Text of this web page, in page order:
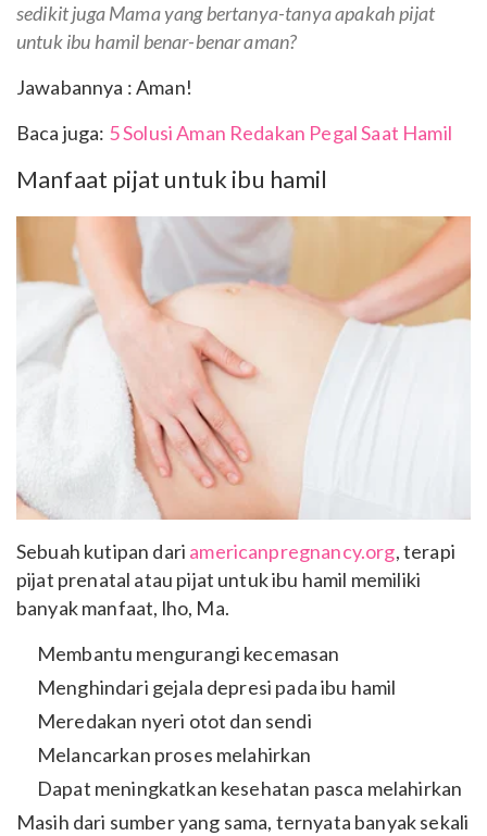
sedikit juga Mamayang bertanya-tanya apakah pijat
untuk ibu hamil benar-benar aman?
Jawabannya : Aman!
Baca juga: 5 Solusi Aman Redakan Pegal Saat Hamil
Manfaat pijat untuk ibu hamil
Sebuah kutipan dari americanpregnancy.org, terapi
pijat prenatal atau pijat untuk ibu hamil memiliki
banyak manfaat, lho, Ma.
Membantu mengurangi kecemasan
Menghindari gejala depresi pada ibu hamil
Meredakan nyeri otot dan sendi
Melancarkan proses melahirkan
Dapat meningkatkan kesehatan pasca melahirkan
Masih dari sumber yang sama, ternyata banyak sekali